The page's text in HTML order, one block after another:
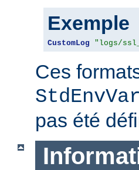
Exemple
CustomLog "logs/
Ces
pas été